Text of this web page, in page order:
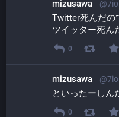
mizusawa
Twitter死んだの
ツイッター死ん
0
mizusawa
といったーしん
0